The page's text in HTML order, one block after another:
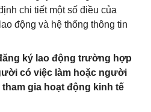
chi tiết một số điều của
động và hệ thống thông tin
ký lao động trường hợp
có việc làm hoặc người
gia hoạt động kinh tế